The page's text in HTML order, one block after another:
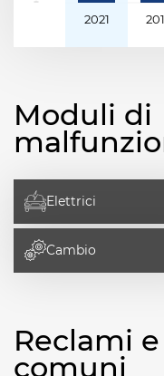
2021
Moduli di
Elettrici
Cambio
Reclami
comuni